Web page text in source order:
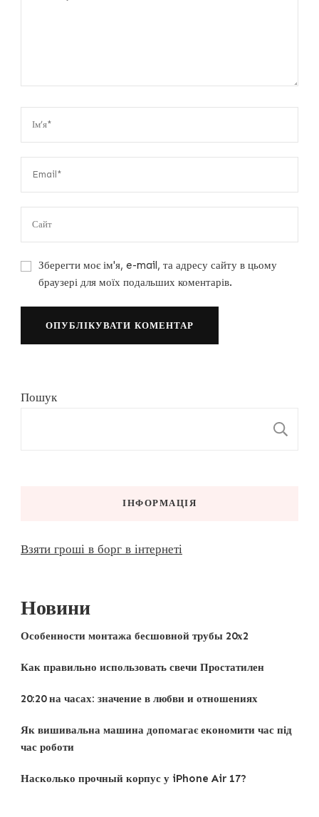
Зберегти моє ім'я, e-mail, та адресу сайту в цьому
браузері для моїх подальших коментарів.
Пошук
ІНФОРМАЦІЯ
Взяти гроші в борг в інтернеті
Новини
Особенности монтажа бесшовной трубы 20х2
Как правильно использовать свечи Простатилен
20:20 на часах: значение в любви и отношениях
Як вишивальна машина допомагає економити час під
час роботи
Насколько прочный корпус у iPhone Air 17?